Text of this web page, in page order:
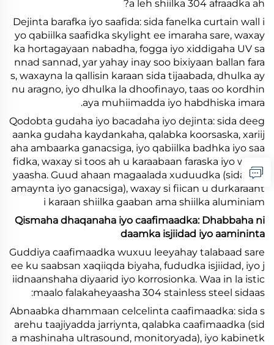
a leh shiilka 304 afraadka ah?
Dejinta barafka iyo saafida: sida fanelka curtain wall i
yo qabiilka saafidka skylight ee imaraha sare, waxay
ka hortagayaan nabadha, fogga iyo xiddigaha UV sa
nnad sannad, yar yahay inay soo bixiyaan ballan fara
s, waxayna la qallisin karaan sida tijaabada, dhulka ay
nu aragno, iyo dhulka la dhoofinayo, taas oo kordhin
aya muhiimadda iyo habdhiska imara.
Qodobta gudaha iyo bacadaha iyo dejinta: sida deeg
aanka gudaha kaydankaha, qalabka koorsaska, xariij
aha ambaarka ganacsiga, iyo qabiilka badhka iyo saa
fidka, waxay si toos ah u karaabaan faraska iyo waqti
yaasha. Guud ahaan magaalada xuduudka (sida bas
amaynta iyo ganacsiga), waxay si fiican u durkaraant
i karaan shiilka gaaban ama shiilka aluminiam
Qismaha dhaqanaha iyo caafimaadka: Dhabbaha ni
daamka isjiidad iyo aamininta
Guddiya caafimaadka wuxuu leeyahay talabaad sare
ee ku saabsan xaqiiqda biyaha, fududka isjiidad, iyo j
iidnaanshaha diyaarid iyo korrosionka. Waa in la istic
maalo falakaheyaasha 304 stainless steel sidaas:
Abnaabka dhammaan celcelinta caafimaadka: sida s
arehu taajiyadda jarriynta, qalabka caafimaadka (sid
a mashinaha ultrasound, monitoryada), iyo kabinetk